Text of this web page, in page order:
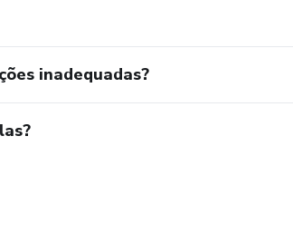
inadequadas?